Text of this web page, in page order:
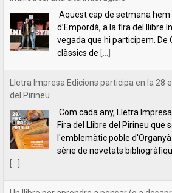
Com cada any, Lletra
Fira del Llibre del Pirineu que
l'emblemàtic poble
sèrie de novetats
Un llibre per aprendre a pensar (o a
Un llibre per aprendre a
hi)L’editorial Lletra Impresa
que fa que pensar: Per què
de Vicent Botella i[...]
presentació de la novel·la Les